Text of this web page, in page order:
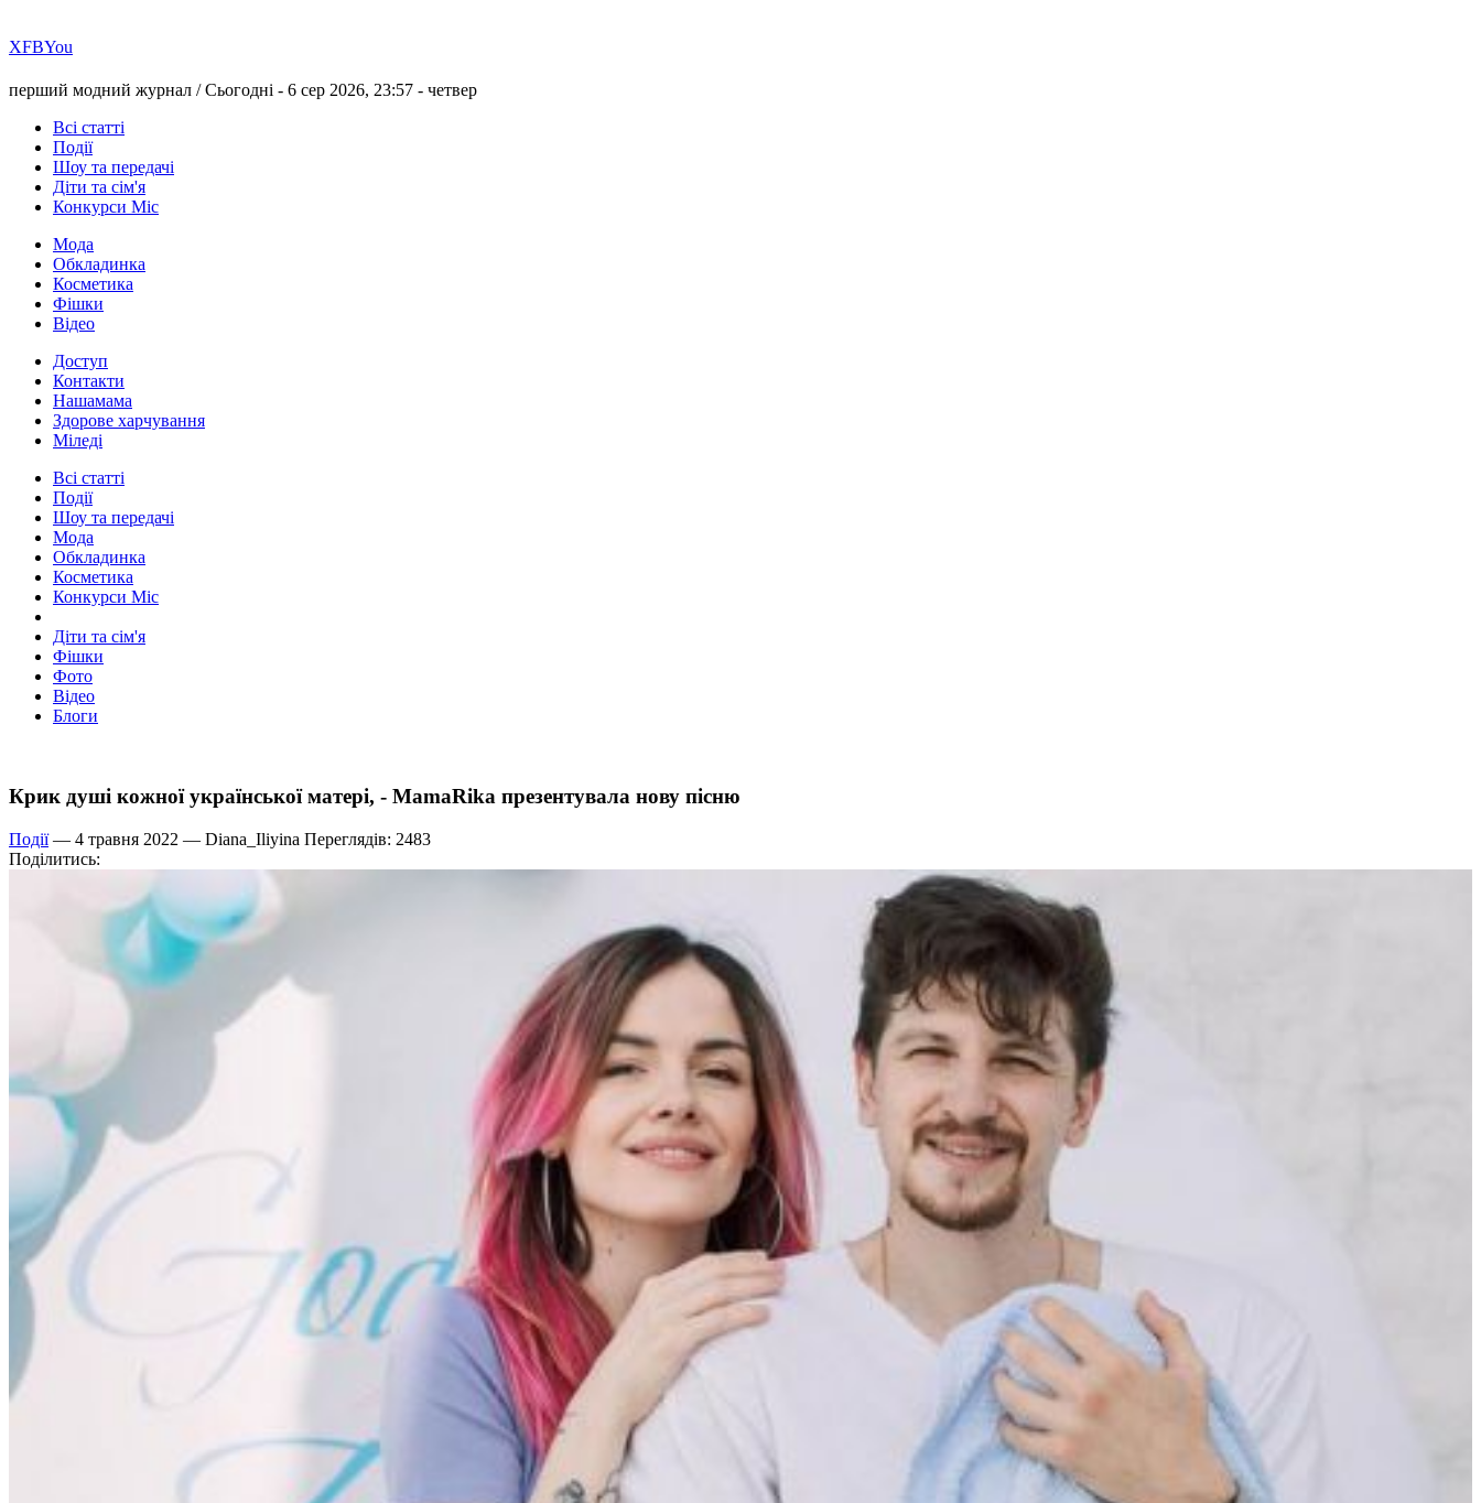
ХFBYou
перший модний журнал /Сьогодні - 6 сер 2026, 23:57 - четвер
Всі статті
Події
Шоу та передачі
Діти та сім'я
Конкурси Міс
Мода
Обкладинка
Косметика
Фішки
Відео
Доступ
Контакти
Нашамама
Здорове харчування
Міледі
Всі статті
Події
Шоу та передачі
Мода
Обкладинка
Косметика
Конкурси Міс
Діти та сім'я
Фішки
Фото
Відео
Блоги
Крик душі кожної української матері, - MamaRika презентувала нову пісню
Події— 4 травня 2022 — Diana_Iliyina Переглядів: 2483
Поділитись: